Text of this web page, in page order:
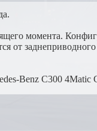
момента.
от
Benz C300